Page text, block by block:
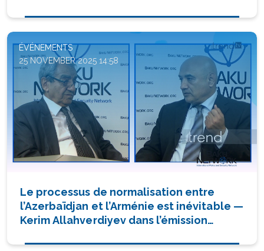
ÉVÉNEMENTS
25 NOVEMBER 2025 14:58
Le processus de normalisation entre
l’Azerbaïdjan et l’Arménie est inévitable —
Kerim Allahverdiyev dans l’émission